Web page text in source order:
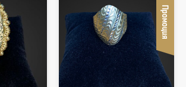
Промоция